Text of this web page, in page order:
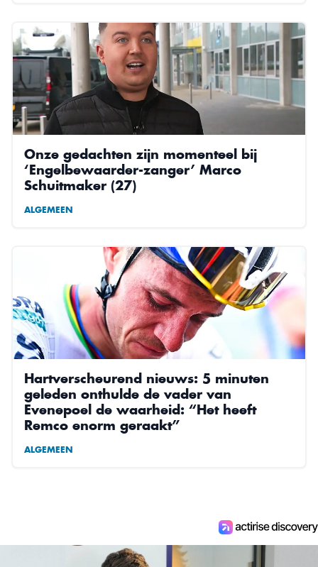
Onze gedachten zijn momenteel bij
‘Engelbewaarder-zanger’ Marco
Schuitmaker (27)
ALGEMEEN
Hartverscheurend nieuws: 5 minuten
geleden onthulde de vader van
Evenepoel de waarheid: “Het heeft
Remco enorm geraakt”
ALGEMEEN